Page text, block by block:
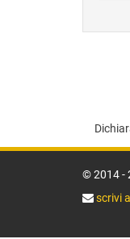
© 2014 -
scrivi